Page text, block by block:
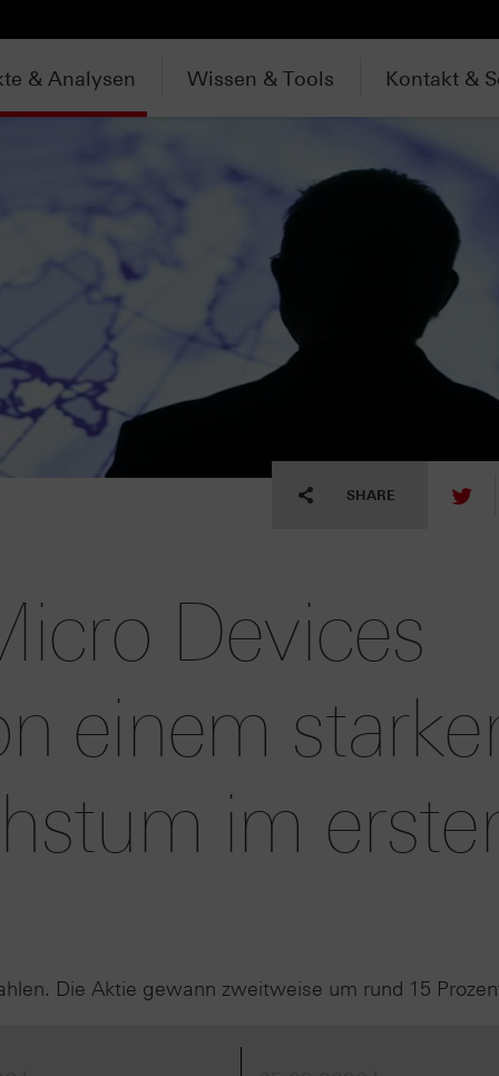
& Analysen Wissen & Tools Kontakt &
Devices
einem
im
Die Aktie gewann zweitweise um rund 15
SHARE